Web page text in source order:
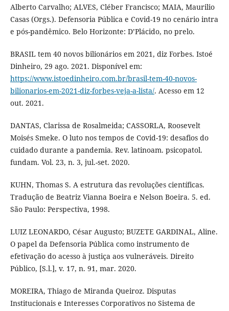
Alberto Carvalho; ALVES, Cléber Francisco; MAIA, Maurilio
Casas (Orgs.). Defensoria Pública e Covid-19 no cenário intra
e pós-pandêmico. Belo Horizonte: D’Plácido, no prelo.
BRASIL tem 40 novos bilionários em 2021, diz Forbes. Istoé
Dinheiro, 29 ago. 2021. Disponível em:
https://www.istoedinheiro.com.br/brasil-tem-40-novos-
bilionarios-em-2021-diz-forbes-veja-a-lista/. Acesso em 12
out. 2021.
DANTAS, Clarissa de Rosalmeida; CASSORLA, Roosevelt
Moisés Smeke. O luto nos tempos de Covid-19: desafios do
cuidado durante a pandemia. Rev. latinoam. psicopatol.
fundam. Vol. 23, n. 3, jul.-set. 2020.
KUHN, Thomas S. A estrutura das revoluções científicas.
Tradução de Beatriz Vianna Boeira e Nelson Boeira. 5. ed.
São Paulo: Perspectiva, 1998.
LUIZ LEONARDO, César Augusto; BUZETE GARDINAL, Aline.
O papel da Defensoria Pública como instrumento de
efetivação do acesso à justiça aos vulneráveis. Direito
Público, [S.l.], v. 17, n. 91, mar. 2020.
MOREIRA, Thiago de Miranda Queiroz. Disputas
Institucionais e Interesses Corporativos no Sistema de